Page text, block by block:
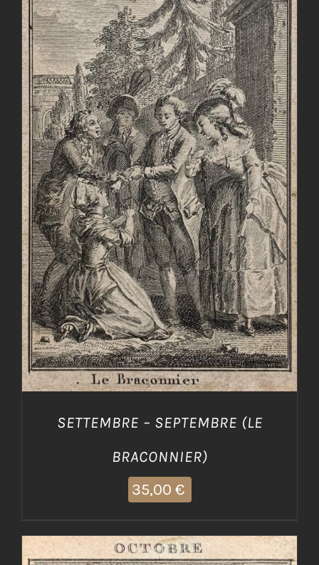
AGGIUNGI AL CARRELLO / DETTAGLI
SETTEMBRE – SEPTEMBRE (LE
BRACONNIER)
35,00 €